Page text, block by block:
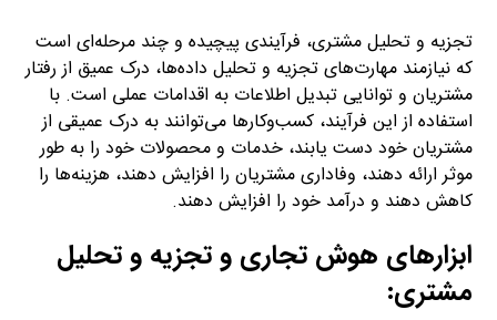
تجزیه و تحلیل مشتری، فرآیندی پیچیده و چند مرحله‌ای است
که نیازمند مهارت‌های تجزیه و تحلیل داده‌ها، درک عمیق از رفتار
مشتریان و توانایی تبدیل اطلاعات به اقدامات عملی است. با
استفاده از این فرآیند، کسب‌وکارها می‌توانند به درک عمیقی از
مشتریان خود دست یابند، خدمات و محصولات خود را به طور
موثر ارائه دهند، وفاداری مشتریان را افزایش دهند، هزینه‌ها را
کاهش دهند و درآمد خود را افزایش دهند.
ابزارهای هوش تجاری و تجزیه و تحلیل
مشتری: